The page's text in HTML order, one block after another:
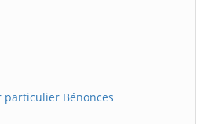
Bénonces